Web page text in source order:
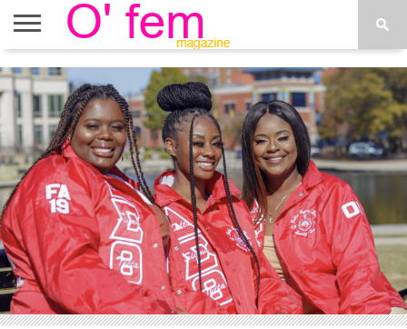
ACCUEIL
ACTU
O’FEM
ÉTOILES
DÉCONSTRUIRE
WEB
TV
PLUS
DE
MENUS